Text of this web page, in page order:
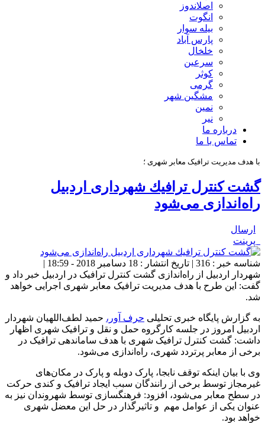
اصلاندوز
انگوت
بیله سوار
پارس آباد
خلخال
سرعین
کوثر
گرمی
مشگین شهر
نمین
نیر
درباره ما
تماس با ما
با هدف مدیریت ترافیک معابر شهری ؛
گشت كنترل ترافیك شهرداری اردبیل
راه‌اندازی می‌شود
ارسال
پرینت
شناسه خبر : 316 | تاریخ انتشار : 18 دسامبر 2018 - 18:59 |
شهردار اردبیل از راه‌اندازی گشت کنترل ترافیک در اردبیل خبر داد و
گفت: این طرح با هدف مدیریت ترافیک معابر شهری اجرایی خواهد
شد.
به گزارش پایگاه خبری تحلیلی حرف آور، حمید لطف‌اللهیان شهردار
اردبیل امروز در جلسه کارگروه حمل و نقل و ترافیک شهری اظهار
داشت: گشت کنترل ترافیک شهری با هدف ساماندهی ترافیک در
برخی از معابر پرتردد شهری، راه‌اندازی می‌شود.
وی با بیان اینکه توقف نابجا، پارک دوبله و پارک در مکان‌های
غیرمجاز توسط برخی از رانندگان سبب ایجاد ترافیک و کندی حرکت
در سطح معابر می‌شود، افزود: فرهنگسازی توسط شهروندان نیز به
عنوان یکی از عوامل مهم و تاثیرگذار در حل این معضل شهری
خواهد بود.